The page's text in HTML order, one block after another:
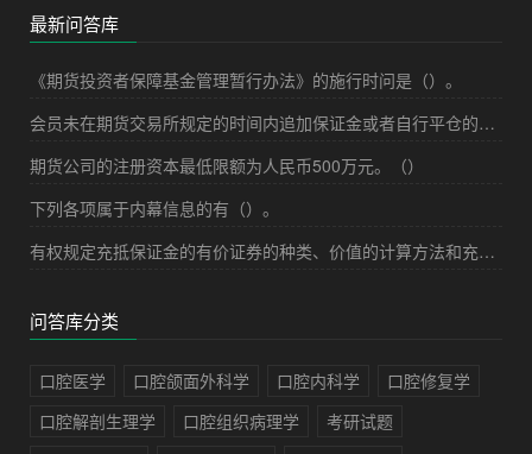
最新问答库
《期货投资者保障基金管理暂行办法》的施行时问是（）。
会员未在期货交易所规定的时间内追加保证金或者自行平仓的，期货交易所应当将该会员的合约强行平仓，强行平仓的有关费用和发生的损失由该会员承担。（）
期货公司的注册资本最低限额为人民币500万元。（）
下列各项属于内幕信息的有（）。
有权规定充抵保证金的有价证券的种类、价值的计算方法和充抵比例等的机构是()。[2009年9月真题]
问答库分类
口腔医学 口腔颌面外科学 口腔内科学
口腔修复学
口腔解剖生理学
口腔组织病理学
考研试题